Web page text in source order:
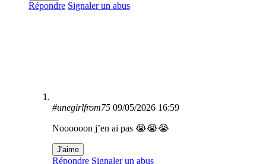
Répondre Signaler un abus
#unegirlfrom75 09/05/2026 16:59
Noooooon j’en ai pas 😭😭😭
J'aime
Répondre Signaler un abus